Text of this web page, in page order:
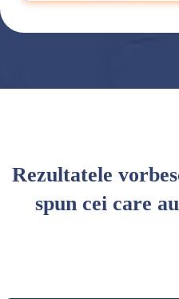
Rezultatele
spun cei care